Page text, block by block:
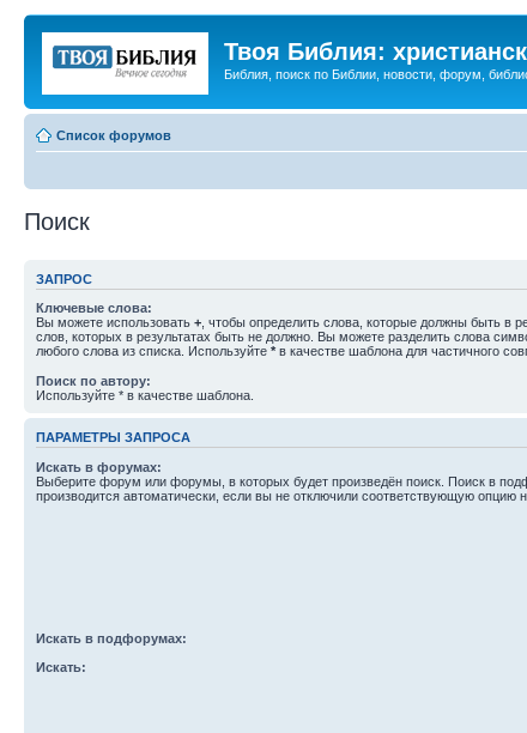
Твоя Библия:
Библия, поиск по Библии, новости, форум,
Список форумов
Поиск
ЗАПРОС
Ключевые слова:
Вы можете использовать + , чтобы определить слова, которые должны быть в
слов, которых в результатах быть не должно. Вы можете разделить слова
любого слова из списка. Используйте * в качестве шаблона для частичного
Поиск по автору:
Используйте * в качестве шаблона.
ПАРАМЕТРЫ ЗАПРОСА
Искать в форумах:
Выберите форум или форумы, в которых будет произведён поиск. Поиск в
производится автоматически, если вы не отключили соответствующую опцию
Искать в подфорумах:
Искать: